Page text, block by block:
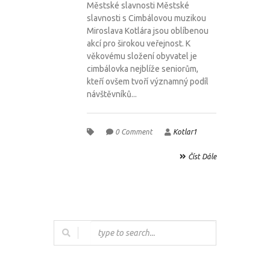
Městské slavnosti Městské
slavnosti s Cimbálovou muzikou
Miroslava Kotlára jsou oblíbenou
akcí pro širokou veřejnost. K
věkovému složení obyvatel je
cimbálovka nejblíže seniorům,
kteří ovšem tvoří významný podíl
návštěvníků...
0 Comment Kotlar1
Číst Dále